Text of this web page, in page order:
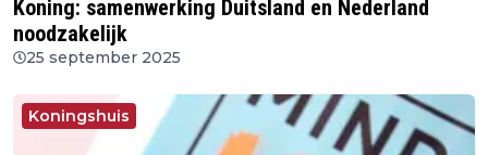
Koning: samenwerking Duitsland en Nederland
noodzakelijk
25 september 2025
Koningshuis